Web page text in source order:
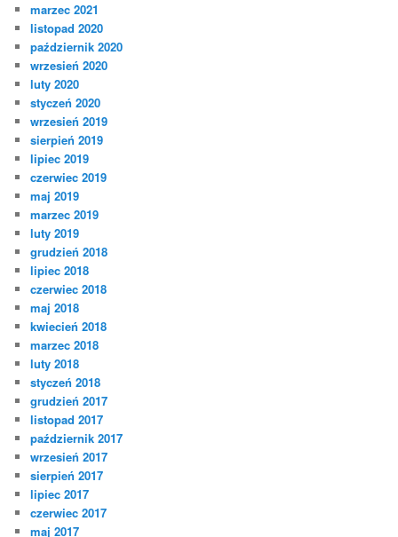
marzec 2021
listopad 2020
październik 2020
wrzesień 2020
luty 2020
styczeń 2020
wrzesień 2019
sierpień 2019
lipiec 2019
czerwiec 2019
maj 2019
marzec 2019
luty 2019
grudzień 2018
lipiec 2018
czerwiec 2018
maj 2018
kwiecień 2018
marzec 2018
luty 2018
styczeń 2018
grudzień 2017
listopad 2017
październik 2017
wrzesień 2017
sierpień 2017
lipiec 2017
czerwiec 2017
maj 2017